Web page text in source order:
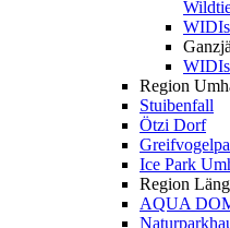
WIDIs
Region
Stuibenfall
Ötzi Dorf
Ice Park
Region
AQUA